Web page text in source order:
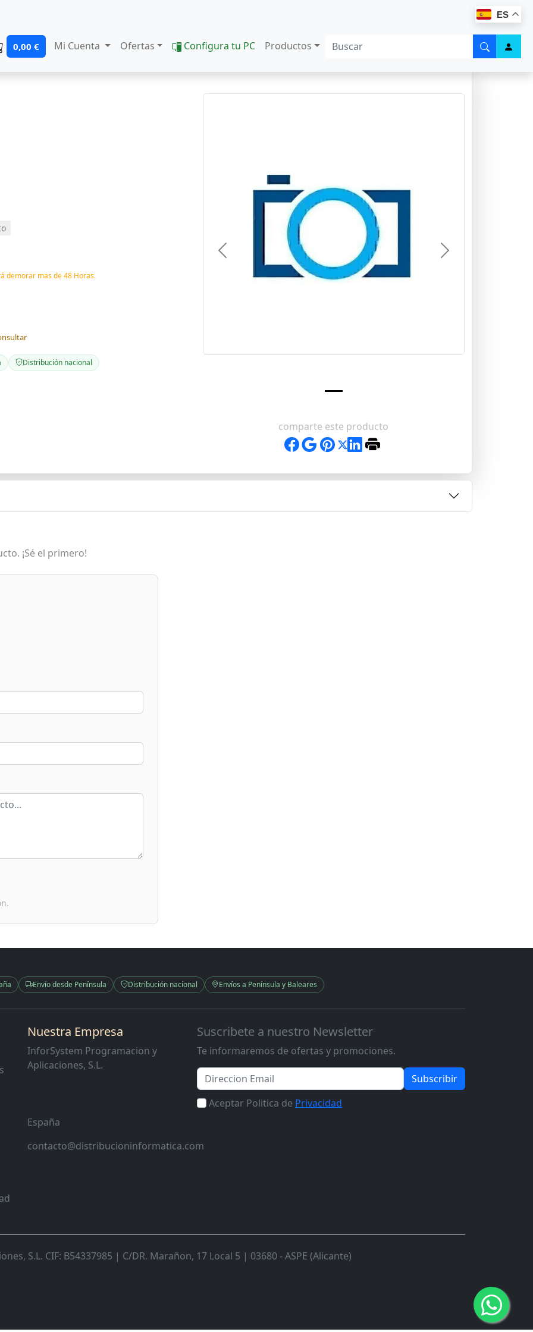
ES
0,00 € Mi Cuenta Ofertas Configura tu PC Productos
demorar mas de 48 Horas.
Distribución nacional
Previous Next
comparte este producto
¡Sé el primero!
Envío desde Península Distribución nacional Envíos a Península y Baleares
Nuestra Empresa
InforSystem Programacion y
Aplicaciones, S.L.
España
contacto@distribucioninformatica.com
Suscribete a nuestro Newsletter
Te informaremos de ofertas y promociones.
Email
Subscribir
Aceptar Politica de Privacidad
S.L. CIF: B54337985 | C/DR. Marañon, 17 Local 5 | 03680 - ASPE (Alicante)